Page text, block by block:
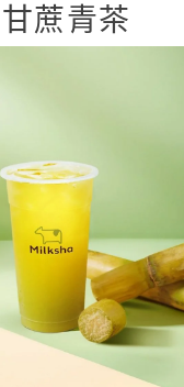
蔗青茶